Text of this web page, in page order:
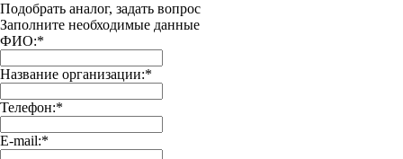
Подобрать аналог, задать вопрос
Заполните необходимые данные
ФИО:*
Название организации:*
Телефон:*
E-mail:*